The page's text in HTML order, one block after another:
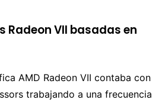
Radeon VII basadas en
AMD Radeon VII contaba con
trabajando a una frecuencia